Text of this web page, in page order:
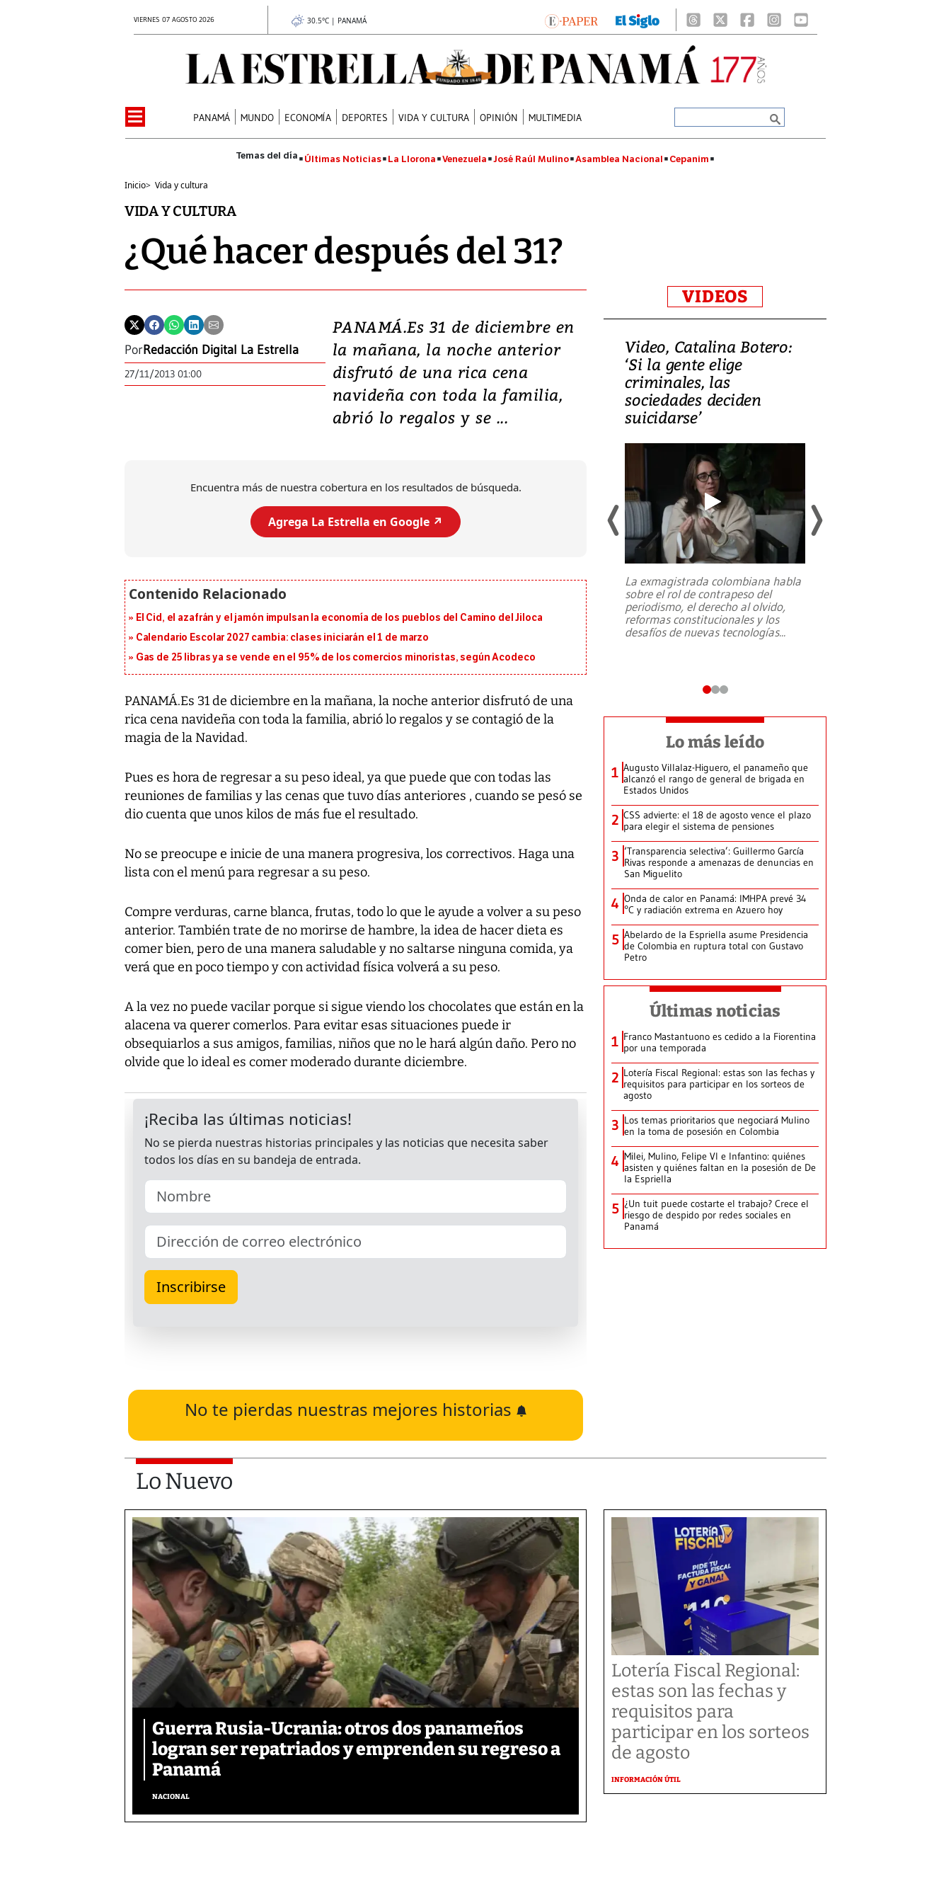
VIERNES 07 AGOSTO 2026 30.5°C | PANAMÁ
PANAMÁ MUNDO ECONOMÍA DEPORTES VIDA Y CULTURA OPINIÓN MULTIMEDIA
Últimas Noticias La Llorona Venezuela José Raúl Mulino Asamblea Nacional Cepanim
Inicio> Vida y cultura
VIDA Y CULTURA
¿Qué hacer después del 31?
PorRedacción Digital La Estrella
27/11/2013 01:00
PANAMÁ.Es 31 de diciembre en
la mañana, la noche anterior
disfrutó de una rica cena
navideña con toda la familia,
abrió lo regalos y se ...
Encuentra más de nuestra cobertura en los resultados de búsqueda.
Agrega La Estrella en Google ↗️
El Cid, el azafrán y el jamón impulsan la economía de los pueblos del Camino del Jiloca
Calendario Escolar 2027 cambia: clases iniciarán el 1 de marzo
Gas de 25 libras ya se vende en el 95% de los comercios minoristas, según Acodeco
PANAMÁ.Es 31 de diciembre en la mañana, la noche anterior disfrutó de una
rica cena navideña con toda la familia, abrió lo regalos y se contagió de la
magia de la Navidad.
Pues es hora de regresar a su peso ideal, ya que puede que con todas las
reuniones de familias y las cenas que tuvo días anteriores , cuando se pesó se
dio cuenta que unos kilos de más fue el resultado.
No se preocupe e inicie de una manera progresiva, los correctivos. Haga una
lista con el menú para regresar a su peso.
Compre verduras, carne blanca, frutas, todo lo que le ayude a volver a su peso
anterior. También trate de no morirse de hambre, la idea de hacer dieta es
comer bien, pero de una manera saludable y no saltarse ninguna comida, ya
verá que en poco tiempo y con actividad física volverá a su peso.
A la vez no puede vacilar porque si sigue viendo los chocolates que están en la
alacena va querer comerlos. Para evitar esas situaciones puede ir
obsequiarlos a sus amigos, familias, niños que no le hará algún daño. Pero no
olvide que lo ideal es comer moderado durante diciembre.
No te pierdas nuestras mejores historias
VIDEOS
Video, Japón: Terremoto
deja heridos y graves
daños en Kumamoto
al sur de Japón, provocando una
Video, Catalina Botero:
‘Si la gente elige
criminales, las
sociedades deciden
suicidarse’
La exmagistrada colombiana habla
sobre el rol de contrapeso del
periodismo, el derecho al olvido,
reformas constitucionales y los
desafíos de nuevas tecnologías...
Lo más leído
1 Augusto Villalaz-Higuero, el panameño que
alcanzó el rango de general de brigada en
Estados Unidos
2 CSS advierte: el 18 de agosto vence el plazo
para elegir el sistema de pensiones
3 ‘Transparencia selectiva’: Guillermo García
Rivas responde a amenazas de denuncias en
San Miguelito
4 Onda de calor en Panamá: IMHPA prevé 34
°C y radiación extrema en Azuero hoy
5 Abelardo de la Espriella asume Presidencia
de Colombia en ruptura total con Gustavo
Petro
Últimas noticias
1 Franco Mastantuono es cedido a la Fiorentina
por una temporada
2 Lotería Fiscal Regional: estas son las fechas y
requisitos para participar en los sorteos de
agosto
3 Los temas prioritarios que negociará Mulino
en la toma de posesión en Colombia
4 Milei, Mulino, Felipe VI e Infantino: quiénes
asisten y quiénes faltan en la posesión de De
la Espriella
5 ¿Un tuit puede costarte el trabajo? Crece el
riesgo de despido por redes sociales en
Panamá
Lo Nuevo
Guerra Rusia-Ucrania: otros dos panameños
logran ser repatriados y emprenden su regreso a
Panamá
NACIONAL
Lotería Fiscal Regional:
estas son las fechas y
requisitos para
participar en los sorteos
de agosto
INFORMACIÓN ÚTIL